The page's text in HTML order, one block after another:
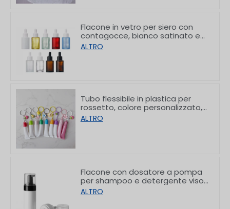
Flacone in vetro per siero con
contagocce, bianco satinato e
con spalla piatta, da
10/30/50/60/80/100 ml
ALTRO
Tubo flessibile in plastica per
rossetto, colore personalizzato,
con gancio, 8/15 g
ALTRO
Flacone con dosatore a pompa
per shampoo e detergente viso
in PET con spalla piatta, 150/200
ml
ALTRO